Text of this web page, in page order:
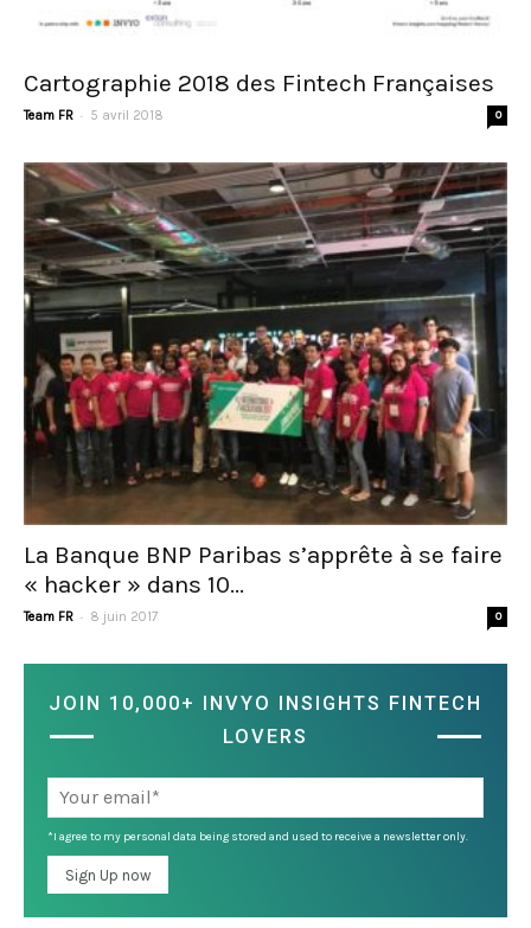
Cartographie 2018 des Fintech Françaises
Team FR - 5 avril 2018 0
La Banque BNP Paribas s’apprête à se faire
« hacker » dans 10...
Team FR - 8 juin 2017 0
JOIN 10,000+ INVYO INSIGHTS FINTECH
LOVERS
*I agree to my personal data being stored and used to receive a newsletter only.